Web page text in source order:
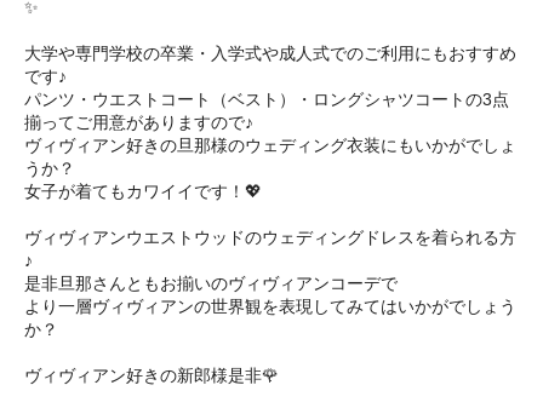
✨
大学や専門学校の卒業・入学式や成人式でのご利用にもおすすめ
です♪
パンツ・ウエストコート（ベスト）・ロングシャツコートの3点
揃ってご用意がありますので♪
ヴィヴィアン好きの旦那様のウェディング衣装にもいかがでしょ
うか？
女子が着てもカワイイです！💖
ヴィヴィアンウエストウッドのウェディングドレスを着られる方
♪
是非旦那さんともお揃いのヴィヴィアンコーデで
より一層ヴィヴィアンの世界観を表現してみてはいかがでしょう
か？
ヴィヴィアン好きの新郎様是非🌹